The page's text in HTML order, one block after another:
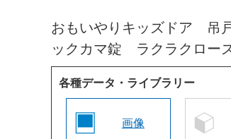
おもいやりキッズドア
ックカマ錠 ラクラクロー
各種データ・ライブラリー
画像